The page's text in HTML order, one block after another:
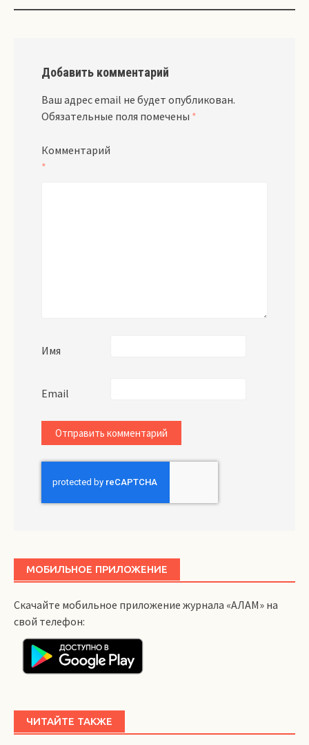
Добавить комментарий
Ваш адрес email не будет опубликован.
Обязательные поля помечены *
Комментарий
*
Имя
Email
МОБИЛЬНОЕ ПРИЛОЖЕНИЕ
Скачайте мобильное приложение журнала «АЛАМ» на
свой телефон:
ЧИТАЙТЕ ТАКЖЕ